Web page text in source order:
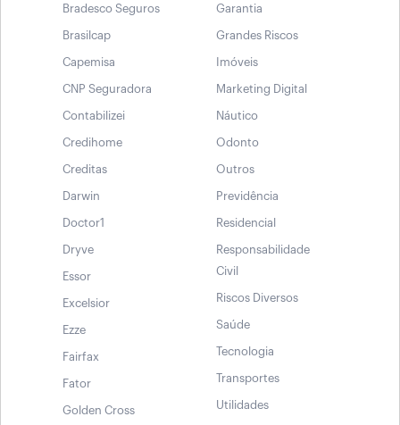
Bradesco Seguros
Brasilcap
Capemisa
CNP Seguradora
Contabilizei
Credihome
Creditas
Darwin
Doctor1
Dryve
Essor
Excelsior
Ezze
Fairfax
Fator
Golden Cross
Garantia
Grandes Riscos
Imóveis
Marketing Digital
Náutico
Odonto
Outros
Previdência
Residencial
Responsabilidade
Civil
Riscos Diversos
Saúde
Tecnologia
Transportes
Utilidades